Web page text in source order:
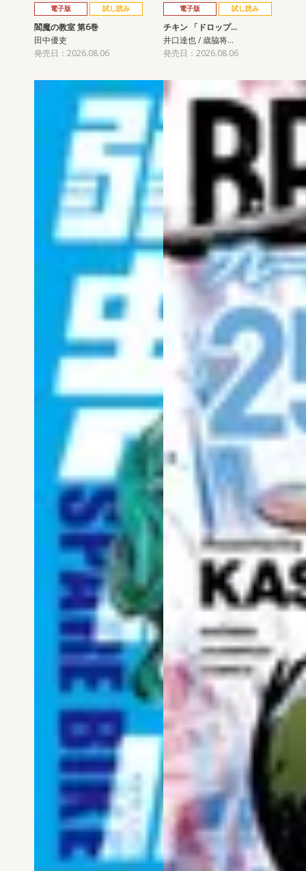
電子版 試し読み
閻魔の教室 第6巻
田中優吏
発売日：2026.08.06
電子版 試し読み
チキン 「ドロップ…
井口達也 / 歳脇将…
発売日：2026.08.06